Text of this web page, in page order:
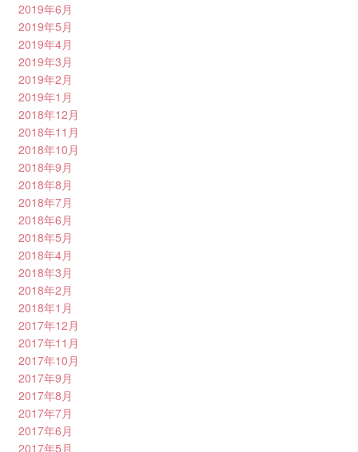
2019年6月
2019年5月
2019年4月
2019年3月
2019年2月
2019年1月
2018年12月
2018年11月
2018年10月
2018年9月
2018年8月
2018年7月
2018年6月
2018年5月
2018年4月
2018年3月
2018年2月
2018年1月
2017年12月
2017年11月
2017年10月
2017年9月
2017年8月
2017年7月
2017年6月
2017年5月